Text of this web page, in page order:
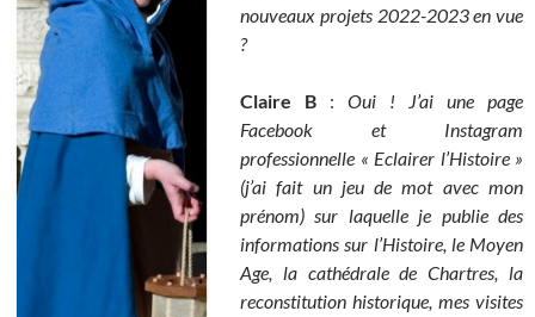
nouveaux projets 2022-2023 en vue
?
Claire B : Oui ! J’ai une page
Facebook et Instagram
professionnelle « Eclairer l’Histoire »
(j’ai fait un jeu de mot avec mon
prénom) sur laquelle je publie des
informations sur l’Histoire, le Moyen
Age, la cathédrale de Chartres, la
reconstitution historique, mes visites